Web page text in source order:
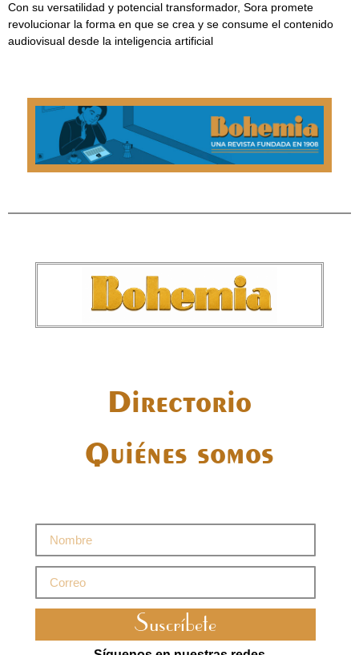
Con su versatilidad y potencial transformador, Sora promete
revolucionar la forma en que se crea y se consume el contenido
audiovisual desde la inteligencia artificial
Directorio
Quiénes somos
Suscríbete